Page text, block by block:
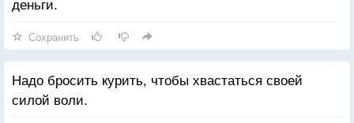
Сохранить
Надо бросить курить, чтобы хвастаться своей
силой воли.